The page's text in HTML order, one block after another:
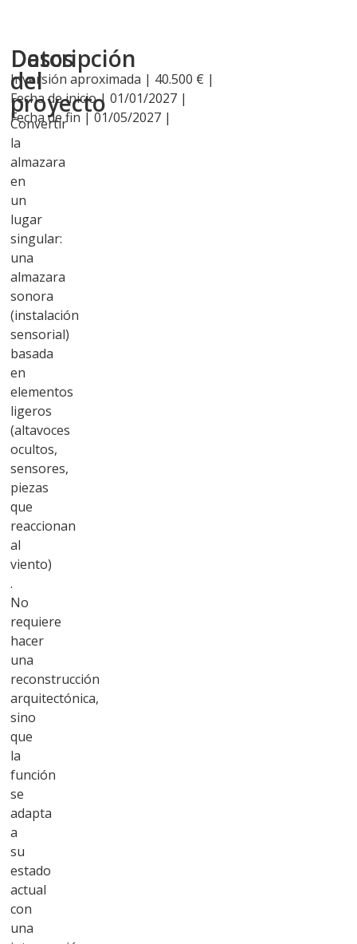
Descripción
del
proyecto
Convertir
la
almazara
en
un
lugar
singular:
una
almazara
sonora
(instalación
sensorial)
basada
en
elementos
ligeros
(altavoces
ocultos,
sensores,
piezas
que
reaccionan
al
viento)
.
No
requiere
hacer
una
reconstrucción
arquitectónica,
sino
que
la
función
se
adapta
a
su
estado
actual
con
una
Datos
Inversión aproximada | 40.500 € |
Fecha de inicio | 01/01/2027 |
Fecha de fin | 01/05/2027 |